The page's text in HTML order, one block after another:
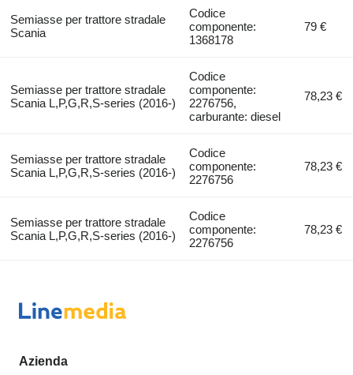
Semiasse per trattore stradale
Scania
Codice
componente:
1368178
79 €
Semiasse per trattore stradale
Scania L,P,G,R,S-series (2016-)
Codice
componente:
2276756,
carburante: diesel
78,23 €
Semiasse per trattore stradale
Scania L,P,G,R,S-series (2016-)
Codice
componente:
2276756
78,23 €
Semiasse per trattore stradale
Scania L,P,G,R,S-series (2016-)
Codice
componente:
2276756
78,23 €
Azienda